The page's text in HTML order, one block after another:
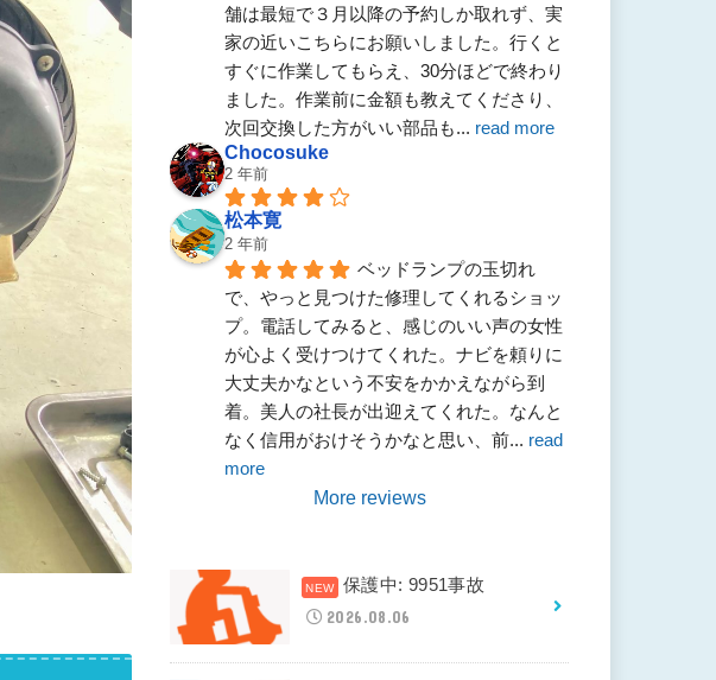
舗は最短で３月以降の予約しか取れず、実
家の近いこちらにお願いしました。行くと
すぐに作業してもらえ、30分ほどで終わり
ました。作業前に金額も教えてくださり、
次回交換した方がいい部品も... read more
Chocosuke
2 年前
松本寛
2 年前
ベッドランプの玉切れ
で、やっと見つけた修理してくれるショッ
プ。電話してみると、感じのいい声の女性
が心よく受けつけてくれた。ナビを頼りに
大丈夫かなという不安をかかえながら到
着。美人の社長が出迎えてくれた。なんと
なく信用がおけそうかなと思い、前... read
more
More reviews
保護中: 9951事故
2026.08.06